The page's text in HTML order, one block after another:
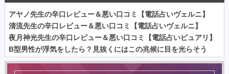
アヤノ先生の辛口レビュー＆悪い口コミ【電話占いヴェルニ】
清流先生の辛口レビュー＆悪い口コミ【電話占いヴェルニ】
夜月神光先生の辛口レビュー＆悪い口コミ【電話占いピュアリ】
B型男性が浮気をしたら？見抜くにはこの兆候に目を光らそう